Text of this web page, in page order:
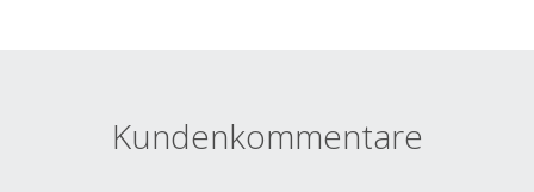
Kundenkommentare